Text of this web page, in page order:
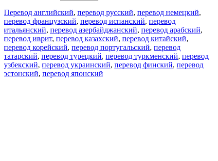
Перевод английский, перевод русский, перевод немецкий,
перевод французский, перевод испанский, перевод
итальянский, перевод азербайджанский, перевод арабский,
перевод иврит, перевод казахский, перевод китайский,
перевод корейский, перевод португальский, перевод
татарский, перевод турецкий, перевод туркменский, перевод
узбекский, перевод украинский, перевод финский, перевод
эстонский, перевод японский